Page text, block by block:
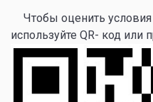
Чтобы оценить
используйте QR- код или